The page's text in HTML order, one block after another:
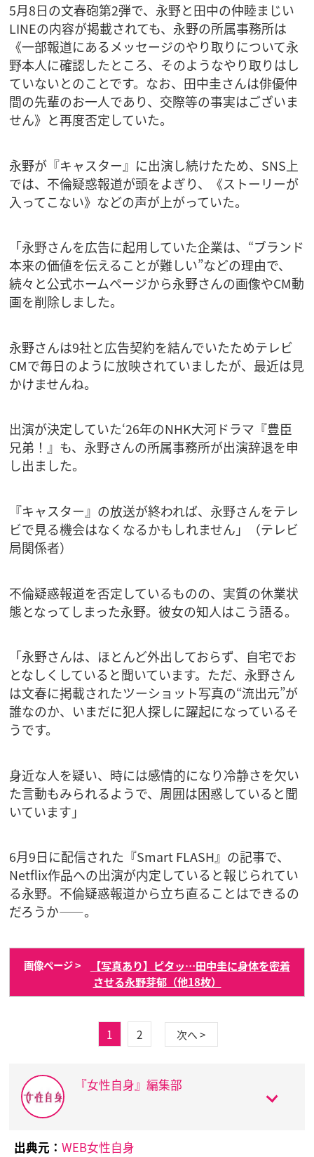
5月8日の文春砲第2弾で、永野と田中の仲睦まじい
LINEの内容が掲載されても、永野の所属事務所は
《一部報道にあるメッセージのやり取りについて永
野本人に確認したところ、そのようなやり取りはし
ていないとのことです。なお、田中圭さんは俳優仲
間の先輩のお一人であり、交際等の事実はございま
せん》と再度否定していた。
永野が『キャスター』に出演し続けたため、SNS上
では、不倫疑惑報道が頭をよぎり、《ストーリーが
入ってこない》などの声が上がっていた。
「永野さんを広告に起用していた企業は、“ブランド
本来の価値を伝えることが難しい”などの理由で、
続々と公式ホームページから永野さんの画像やCM動
画を削除しました。
永野さんは9社と広告契約を結んでいたためテレビ
CMで毎日のように放映されていましたが、最近は見
かけませんね。
出演が決定していた‘26年のNHK大河ドラマ『豊臣
兄弟！』も、永野さんの所属事務所が出演辞退を申
し出ました。
『キャスター』の放送が終われば、永野さんをテレ
ビで見る機会はなくなるかもしれません」（テレビ
局関係者）
不倫疑惑報道を否定しているものの、実質の休業状
態となってしまった永野。彼女の知人はこう語る。
「永野さんは、ほとんど外出しておらず、自宅でお
となしくしていると聞いています。ただ、永野さん
は文春に掲載されたツーショット写真の“流出元”が
誰なのか、いまだに犯人探しに躍起になっているそ
うです。
身近な人を疑い、時には感情的になり冷静さを欠い
た言動もみられるようで、周囲は困惑していると聞
いています」
6月9日に配信された『Smart FLASH』の記事で、
Netflix作品への出演が内定していると報じられてい
る永野。不倫疑惑報道から立ち直ることはできるの
だろうか――。
画像ページ >
【写真あり】ピタッ…田中圭に身体を密着
させる永野芽郁（他18枚）
1 2 次へ >
『女性自身』編集部
出典元： WEB女性自身